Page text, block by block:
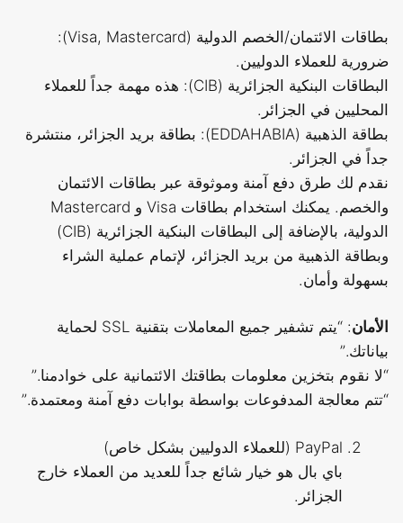
بطاقات الائتمان/الخصم الدولية (Visa, Mastercard):
ضرورية للعملاء الدوليين.
البطاقات البنكية الجزائرية (CIB): هذه مهمة جداً للعملاء
المحليين في الجزائر.
بطاقة الذهبية (EDDAHABIA): بطاقة بريد الجزائر، منتشرة
جداً في الجزائر.
نقدم لك طرق دفع آمنة وموثوقة عبر بطاقات الائتمان
والخصم. يمكنك استخدام بطاقات Visa و Mastercard
الدولية، بالإضافة إلى البطاقات البنكية الجزائرية (CIB)
وبطاقة الذهبية من بريد الجزائر، لإتمام عملية الشراء
بسهولة وأمان.
الأمان
: “يتم تشفير جميع المعاملات بتقنية SSL لحماية
بياناتك.”
“لا نقوم بتخزين معلومات بطاقتك الائتمانية على خوادمنا.”
“تتم معالجة المدفوعات بواسطة بوابات دفع آمنة ومعتمدة.”
PayPal (للعملاء الدوليين بشكل خاص)
باي بال هو خيار شائع جداً للعديد من العملاء خارج
الجزائر.